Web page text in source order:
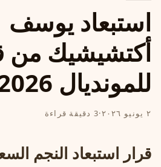
استبعاد يوسف
أكتشيشيك من
للمونديال 2026
٢ يونيو ٢٠٢٦ ·3 دقيقة قراءة
قرار استبعاد النجم